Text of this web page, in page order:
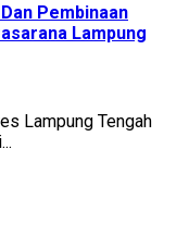
Pembinaan
Lampung
Lampung Tengah